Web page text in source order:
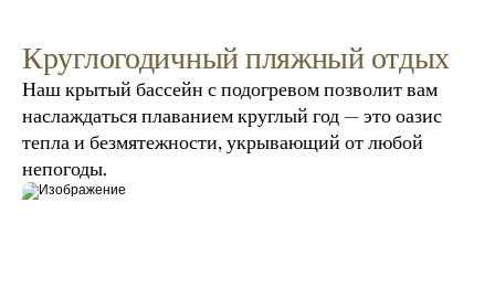
Круглогодичный пляжный отдых
Наш крытый бассейн с подогревом позволит вам
наслаждаться плаванием круглый год — это оазис
тепла и безмятежности, укрывающий от любой
непогоды.